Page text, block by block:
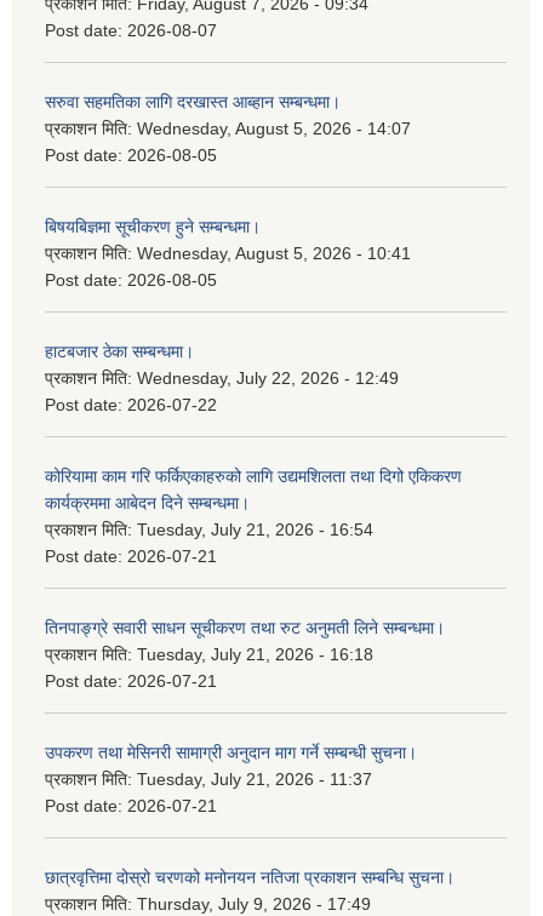
प्रकाशन मिति: Friday, August 7, 2026 - 09:34
Post date: 2026-08-07
सरुवा सहमतिका लागि दरखास्त आब्हान सम्बन्धमा।
प्रकाशन मिति: Wednesday, August 5, 2026 - 14:07
Post date: 2026-08-05
बिषयबिज्ञमा सूचीकरण हुने सम्बन्धमा।
प्रकाशन मिति: Wednesday, August 5, 2026 - 10:41
Post date: 2026-08-05
हाटबजार ठेका सम्बन्धमा।
प्रकाशन मिति: Wednesday, July 22, 2026 - 12:49
Post date: 2026-07-22
कोरियामा काम गरि फर्किएकाहरुको लागि उद्यमशिलता तथा दिगो एकिकरण
कार्यक्रममा आबेदन दिने सम्बन्धमा।
प्रकाशन मिति: Tuesday, July 21, 2026 - 16:54
Post date: 2026-07-21
तिनपाङ्ग्रे सवारी साधन सूचीकरण तथा रुट अनुमती लिने सम्बन्धमा।
प्रकाशन मिति: Tuesday, July 21, 2026 - 16:18
Post date: 2026-07-21
उपकरण तथा मेसिनरी सामाग्री अनुदान माग गर्ने सम्बन्धी सुचना।
प्रकाशन मिति: Tuesday, July 21, 2026 - 11:37
Post date: 2026-07-21
छात्रवृत्तिमा दोस्रो चरणको मनोनयन नतिजा प्रकाशन सम्बन्धि सुचना।
प्रकाशन मिति: Thursday, July 9, 2026 - 17:49